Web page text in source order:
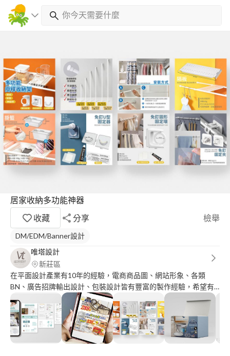
居家收納多功能神器
收藏
分享 檢舉
DM/EDM/Banner設計
唯塔設計
新莊區
在平面設計產業有10年的經驗，電商商品圖、網站形象、各類
BN、廣告招牌輸出設計、包裝設計皆有豐富的製作經驗，希望有
機會與各位業主們合作，非常感謝。 作品集大部分為近期作品，
皆有實際上線曝光，敬請參閱。